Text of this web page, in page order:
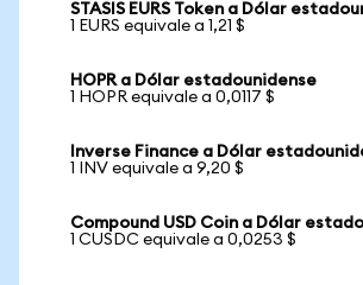
STASIS EURS Token a Dólar
1 EURS equivale a 1,21 $
HOPR a Dólar estadounidense
1 HOPR equivale a 0,0117 $
Inverse Finance a Dólar
1 INV equivale a 9,20 $
Compound USD Coin a Dólar
1 CUSDC equivale a 0,0253 $